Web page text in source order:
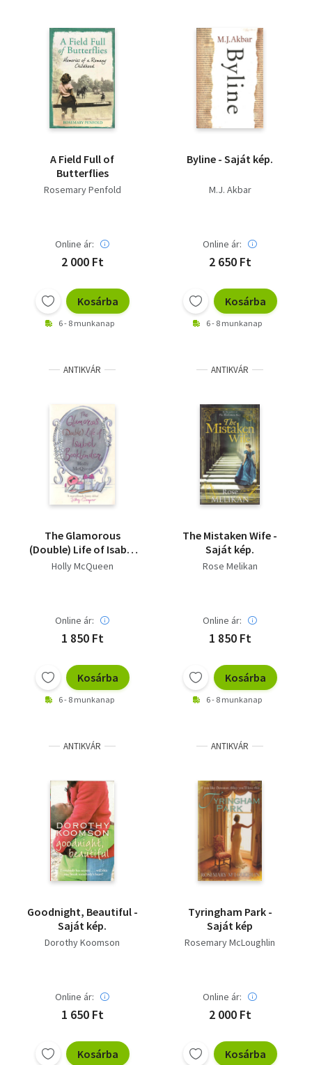
A Field Full of
Butterflies
Rosemary Penfold
Online ár:
2 000 Ft
Kosárba
6 - 8 munkanap
Byline - Saját kép.
M.J. Akbar
Online ár:
2 650 Ft
Kosárba
6 - 8 munkanap
ANTIKVÁR
The Glamorous
(Double) Life of Isabel
Bookbinder - Saját
Holly McQueen
Online ár:
1 850 Ft
Kosárba
6 - 8 munkanap
ANTIKVÁR
The Mistaken Wife -
Saját kép.
Rose Melikan
Online ár:
1 850 Ft
Kosárba
6 - 8 munkanap
ANTIKVÁR
Goodnight, Beautiful -
Saját kép.
Dorothy Koomson
Online ár:
1 650 Ft
Kosárba
ANTIKVÁR
Tyringham Park -
Saját kép
Rosemary McLoughlin
Online ár:
2 000 Ft
Kosárba